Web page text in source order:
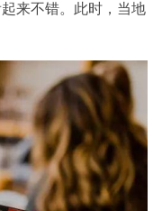
来不错。此时，当地